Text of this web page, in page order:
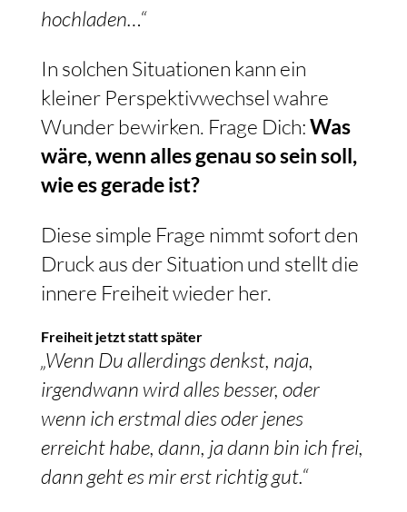
hochladen…“
In solchen Situationen kann ein
kleiner Perspektivwechsel wahre
Wunder bewirken. Frage Dich:Was
wäre, wenn alles genau so sein soll,
wie es gerade ist?
Diese simple Frage nimmt sofort den
Druck aus der Situation und stellt die
innere Freiheit wieder her.
Freiheit jetzt statt später
„Wenn Du allerdings denkst, naja,
irgendwann wird alles besser, oder
wenn ich erstmal dies oder jenes
erreicht habe, dann, ja dann bin ich frei,
dann geht es mir erst richtig gut.“